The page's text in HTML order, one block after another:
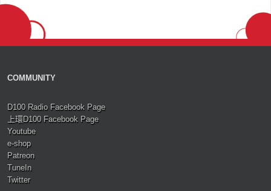
COMMUNITY
D100 Radio Facebook Page
上環D100 Facebook Page
Youtube
e-shop
Patreon
TuneIn
Twitter